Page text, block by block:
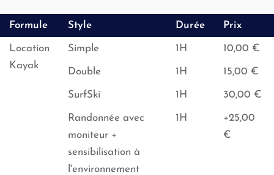
Formule Style Durée Prix
Location
Kayak
Simple 1H 10,00 €
Double 1H 15,00 €
SurfSki 1H 30,00 €
Randonnée avec
moniteur +
sensibilisation à
l'environnement
1H
+25,00
€